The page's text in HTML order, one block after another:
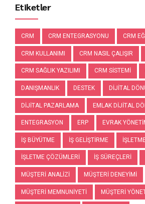
Etiketler
CRM CRM ENTEGRASYONU CRM
CRM KULLANIMI CRM NASIL ÇALIŞIR
CRM SAĞLIK YAZILIMI CRM SISTEMI
DANIŞMANLIK DESTEK DIJITAL
DIJITAL PAZARLAMA EMLAK DIJITAL
ENTEGRASYON ERP EVRAK
IŞ BÜYÜTME IŞ GELIŞTIRME
IŞLETME ÇÖZÜMLERI IŞ SÜREÇLERI
MÜŞTERI ANALIZI MÜŞTERI DENEYIMI
MÜŞTERI MEMNUNIYETI MÜŞTERI